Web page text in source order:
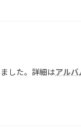
した。 詳細はアルバ